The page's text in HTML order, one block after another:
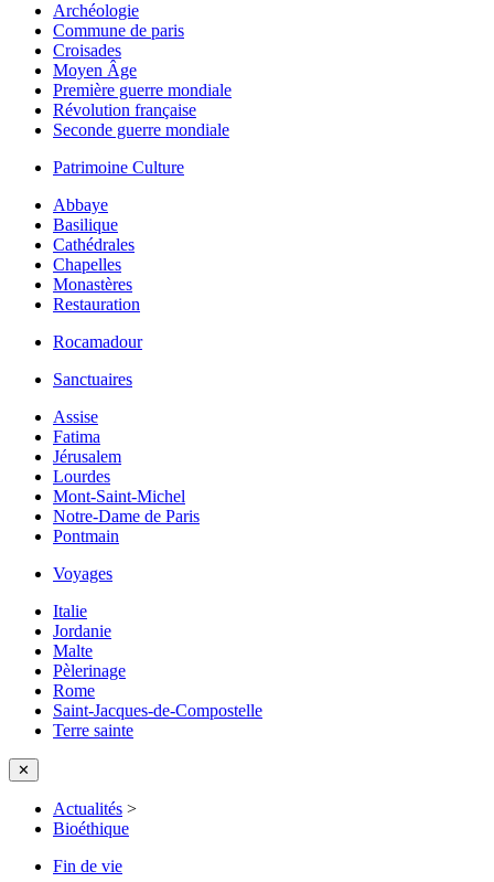
Archéologie
Commune de paris
Croisades
Moyen Âge
Première guerre mondiale
Révolution française
Seconde guerre mondiale
Patrimoine Culture
Abbaye
Basilique
Cathédrales
Chapelles
Monastères
Restauration
Rocamadour
Sanctuaires
Assise
Fatima
Jérusalem
Lourdes
Mont-Saint-Michel
Notre-Dame de Paris
Pontmain
Voyages
Italie
Jordanie
Malte
Pèlerinage
Rome
Saint-Jacques-de-Compostelle
Terre sainte
✕
Actualités >
Bioéthique
Fin de vie